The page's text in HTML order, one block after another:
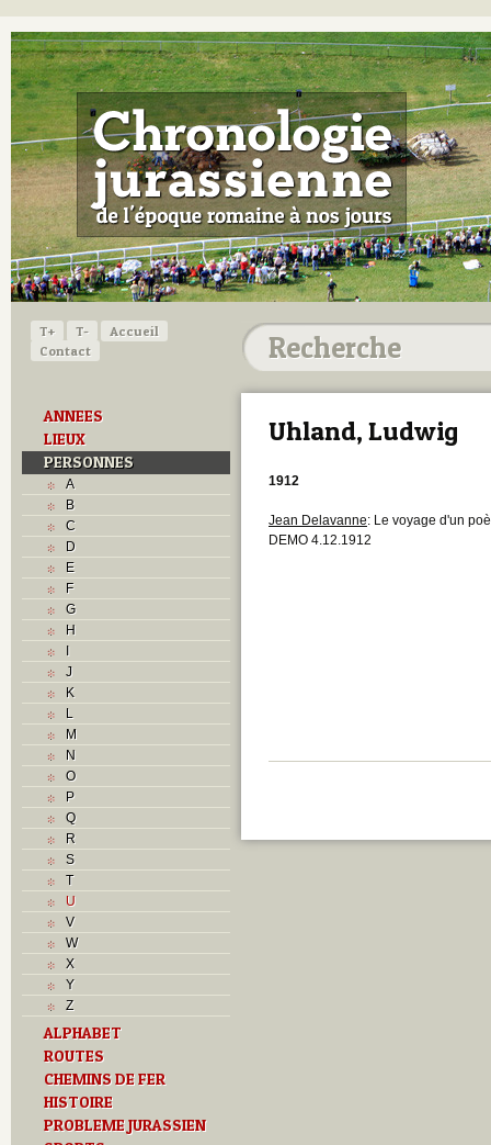
T+ T-
Accueil
Contact
ANNEES
LIEUX
PERSONNES
A
B
C
D
E
F
G
H
I
J
K
L
M
N
O
P
Q
R
S
T
U
V
W
X
Y
Z
ALPHABET
ROUTES
CHEMINS DE FER
HISTOIRE
PROBLEME JURASSIEN
Uhland, Ludwig
1912
Jean Delavanne: Le voyage d'un
DEMO 4.12.1912